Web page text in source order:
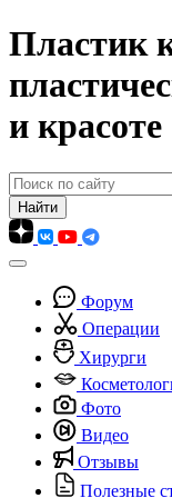
Пластик
и красоте
Форум
Операции
Хирурги
Фото
Видео
Отзывы
Полезные